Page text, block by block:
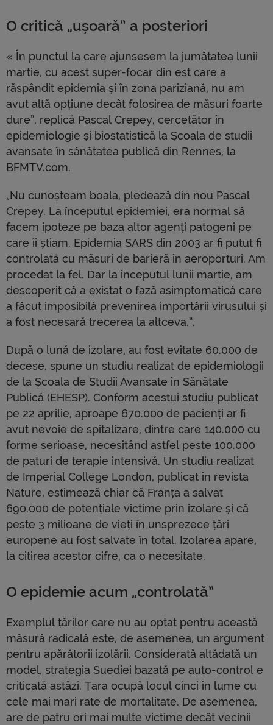
O critică „ușoară” a posteriori
« În punctul la care ajunsesem la jumătatea lunii
martie, cu acest super-focar din est care a
răspândit epidemia și în zona pariziană, nu am
avut altă opțiune decât folosirea de măsuri foarte
dure”, replică Pascal Crepey, cercetător în
epidemiologie și biostatistică la Școala de studii
avansate în sănătatea publică din Rennes, la
BFMTV.com.
„Nu cunoșteam boala, pledează din nou Pascal
Crepey. La începutul epidemiei, era normal să
facem ipoteze pe baza altor agenți patogeni pe
care îi știam. Epidemia SARS din 2003 ar fi putut fi
controlată cu măsuri de barieră în aeroporturi. Am
procedat la fel. Dar la începutul lunii martie, am
descoperit că a existat o fază asimptomatică care
a făcut imposibilă prevenirea importării virusului și
a fost necesară trecerea la altceva.”.
După o lună de izolare, au fost evitate 60.000 de
decese, spune un studiu realizat de epidemiologii
de la Școala de Studii Avansate în Sănătate
Publică (EHESP). Conform acestui studiu publicat
pe 22 aprilie, aproape 670.000 de pacienți ar fi
avut nevoie de spitalizare, dintre care 140.000 cu
forme serioase, necesitând astfel peste 100.000
de paturi de terapie intensivă. Un studiu realizat
de Imperial College London, publicat în revista
Nature, estimează chiar că Franța a salvat
690.000 de potențiale victime prin izolare și că
peste 3 milioane de vieți în unsprezece țări
europene au fost salvate în total. Izolarea apare,
la citirea acestor cifre, ca o necesitate.
O epidemie acum „controlată”
Exemplul țărilor care nu au optat pentru această
măsură radicală este, de asemenea, un argument
pentru apărătorii izolării. Considerată altădată un
model, strategia Suediei bazată pe auto-control e
criticată astăzi. Țara ocupă locul cinci în lume cu
cele mai mari rate de mortalitate. De asemenea,
are de patru ori mai multe victime decât vecinii